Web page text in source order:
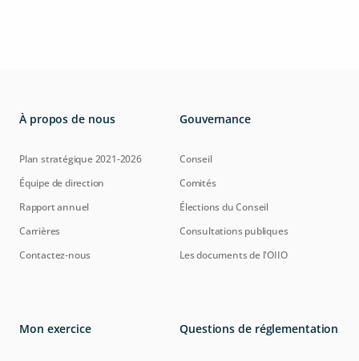
À propos de nous
Plan stratégique 2021-2026
Équipe de direction
Rapport annuel
Carrières
Contactez-nous
Gouvernance
Conseil
Comités
Élections du Conseil
Consultations publiques
Les documents de l'OIIO
Mon exercice Questions de réglementation